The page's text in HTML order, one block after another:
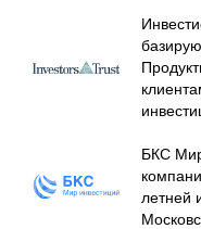
БКС Мир
летней